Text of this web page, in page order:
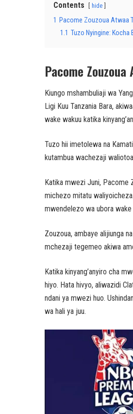
Contents hide
1 Pacome Zouzoua Atwaa
1.1 Tuzo Nyingine: Kocha
Pacome
Kiungo mshambuliaji wa
Ligi Kuu Tanzania Bara,
wake wakuu katika
Tuzo hii imetolewa na
kutambua wachezaji
Katika mwezi Juni, Pacome
michezo mitatu
mwendelezo wa ubora wake
Zouzoua, ambaye alijiunga
mchezaji tegemeo akiwa
Katika kinyang’anyiro cha
hiyo. Hata hivyo, aliwazidi
ndani ya mwezi huo.
wa hali ya juu.